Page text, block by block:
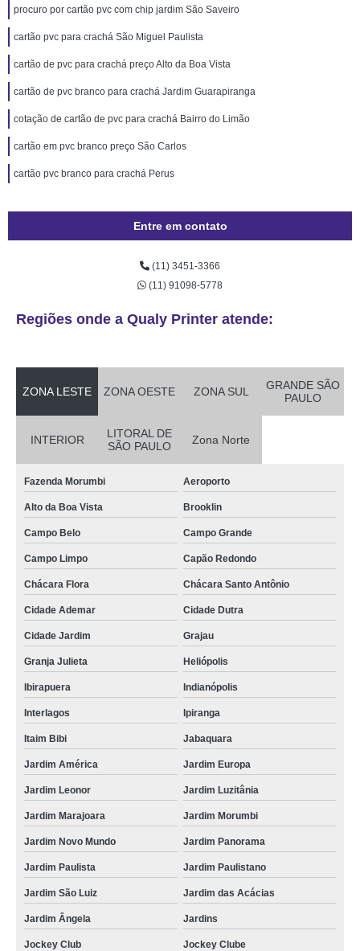
procuro por cartão pvc com chip jardim São Saveiro
cartão pvc para crachá São Miguel Paulista
cartão de pvc para crachá preço Alto da Boa Vista
cartão de pvc branco para crachá Jardim Guarapiranga
cotação de cartão de pvc para crachá Bairro do Limão
cartão em pvc branco preço São Carlos
cartão pvc branco para crachá Perus
Entre em contato
(11) 3451-3366
(11) 91098-5778
Regiões onde a Qualy Printer atende:
ZONA LESTE ZONA OESTE ZONA SUL
GRANDE SÃO
PAULO
INTERIOR
LITORAL DE
SÃO PAULO
Zona Norte
Fazenda Morumbi Aeroporto
Alto da Boa Vista Brooklin
Campo Belo Campo Grande
Campo Limpo Capão Redondo
Chácara Flora Chácara Santo Antônio
Cidade Ademar Cidade Dutra
Cidade Jardim Grajau
Granja Julieta Heliópolis
Ibirapuera Indianópolis
Interlagos Ipiranga
Itaim Bibi Jabaquara
Jardim América Jardim Europa
Jardim Leonor Jardim Luzitânia
Jardim Marajoara Jardim Morumbi
Jardim Novo Mundo Jardim Panorama
Jardim Paulista Jardim Paulistano
Jardim São Luiz Jardim das Acácias
Jardim Ângela Jardins
Jockey Club Jockey Clube